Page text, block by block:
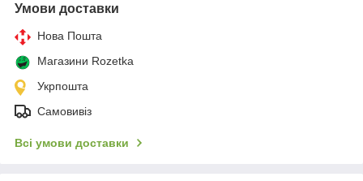
Умови доставки
Нова Пошта
Магазини Rozetka
Укрпошта
Самовивіз
Всі умови доставки